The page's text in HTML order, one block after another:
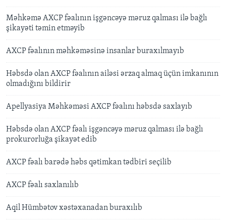
Məhkəmə AXCP fəalının işgəncəyə məruz qalması ilə bağlı
şikayəti təmin etməyib
AXCP fəalının məhkəməsinə insanlar buraxılmayıb
Həbsdə olan AXCP fəalının ailəsi ərzaq almaq üçün imkanının
olmadığını bildirir
Apellyasiya Məhkəməsi AXCP fəalını həbsdə saxlayıb
Həbsdə olan AXCP fəalı işgəncəyə məruz qalması ilə bağlı
prokurorluğa şikayət edib
AXCP fəalı barədə həbs qətimkan tədbiri seçilib
AXCP fəalı saxlanılıb
Aqil Hümbətov xəstəxanadan buraxılıb